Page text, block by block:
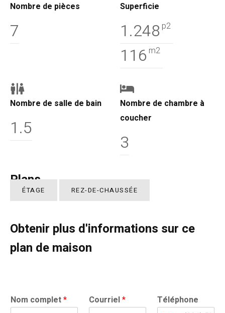
Nombre de pièces
7
Superficie
1.248p2
116m2
Nombre de salle de bain
1.5
Nombre de chambre à
coucher
3
Plans
ÉTAGE REZ-DE-CHAUSSÉE
Obtenir plus d'informations sur ce
plan de maison
Nom complet* Courriel*
Téléphone